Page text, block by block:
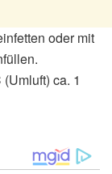
oder mit
ca. 1